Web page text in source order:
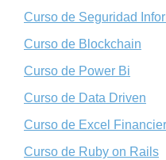
Curso de Seguridad
Curso de Blockchain
Curso de Power Bi
Curso de Data Driven
Curso de Excel
Curso de Ruby on Rails